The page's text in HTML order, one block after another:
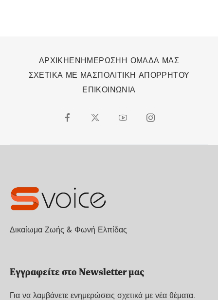
ΑΡΧΙΚΗΕΝΗΜΕΡΩΣΗΗ ΟΜΑΔΑ ΜΑΣ
ΣΧΕΤΙΚΑ ΜΕ ΜΑΣΠΟΛΙΤΙΚΗ ΑΠΟΡΡΗΤΟΥ
ΕΠΙΚΟΙΝΩΝΙΑ
Δικαίωμα Ζωής & Φωνή Ελπίδας
Εγγραφείτε στο Newsletter μας
Για να λαμβάνετε ενημερώσεις σχετικά με νέα θέματα.